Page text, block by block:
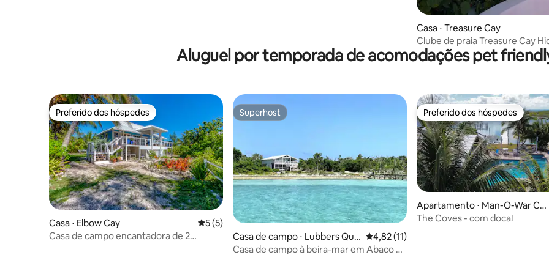
Casa ⋅ Treasure Cay
Clube de praia Treasure Cay
Bahama
Aluguel por temporada de acomodações pet
Preferido dos hóspedes
Preferido dos hóspedes
Casa ⋅ Elbow Cay 5 de uma avaliação média de 5, 5 avaliações
5 (5)
Casa de campo encantadora de 2
Superhost
Superhost
Casa de campo ⋅ Lubbers Qua
rters Cay
4,82 de uma avaliação média de 5, 11
4,82 (11)
Casa de campo à beira-mar em Abaco —
Preferido dos hóspedes
Preferido dos hóspedes
Apartamento ⋅ Man-O-War Ca
y
The Coves - com doca!